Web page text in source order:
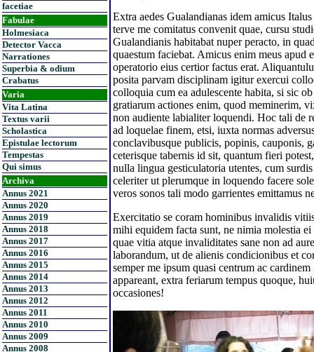
facetiae
Fabulae
Holmesiaca
Detector Vacca
Narrationes
Superbia & odium
Crabatus
Varia
Vita Latina
Textus varii
Scholastica
Epistulae lectorum
Tempestas
Qui simus
Archiva
Annus 2021
Annus 2020
Annus 2019
Annus 2018
Annus 2017
Annus 2016
Annus 2015
Annus 2014
Annus 2013
Annus 2012
Annus 2011
Annus 2010
Annus 2009
Annus 2008
Extra aedes Gualandianas idem amicus
terve me comitatus convenit quae, cursu
Gualandianis habitabat nuper peracto, in
quaestum faciebat. Amicus enim meus apud
operatorio eius certior factus erat.
posita parvam disciplinam igitur exercui
colloquia cum ea adulescente habita, si sic
gratiarum actiones enim, quod meminerim,
non audiente labialiter loquendi. Hoc tali de
ad loquelae finem, etsi, iuxta normas
conclavibusque publicis, popinis, cauponis,
ceterisque tabernis id sit, quantum fieri
nulla lingua gesticulatoria utentes, cum
celeriter ut plerumque in loquendo facere
veros sonos tali modo garrientes emittamus
Exercitatio se coram hominibus invalidis
mihi equidem facta sunt, ne nimia molestia
quae vitia atque invaliditates sane non ad
laborandum, ut de alienis condicionibus et
semper me ipsum quasi centrum ac
appareant, extra feriarum tempus quoque,
occasiones!